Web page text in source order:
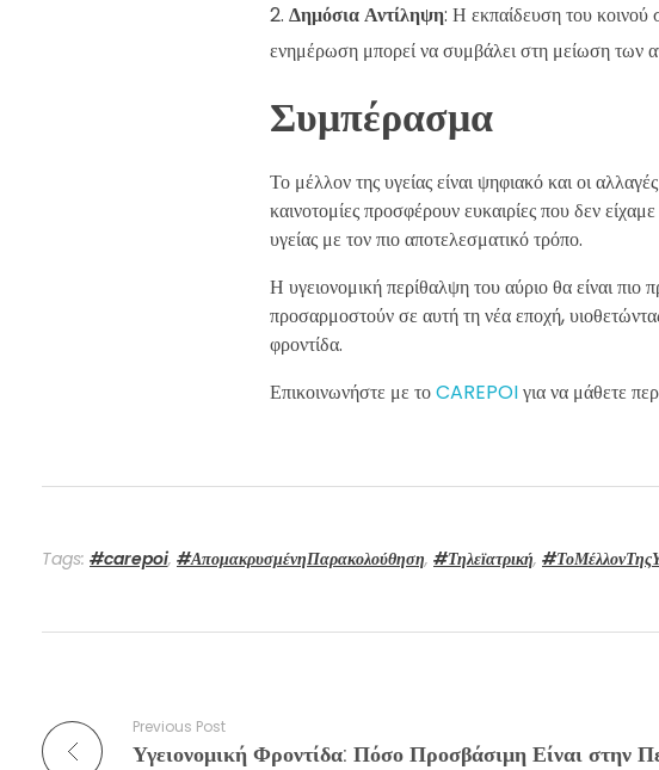
Δημόσια Αντίληψη: Η εκπαίδευση του κοινού
ενημέρωση μπορεί να συμβάλει στη μείωση των
Συμπέρασμα
Το μέλλον της υγείας είναι ψηφιακό και οι
καινοτομίες προσφέρουν ευκαιρίες που δεν
υγείας με τον πιο αποτελεσματικό τρόπο.
Η υγειονομική περίθαλψη του αύριο θα είναι πιο
προσαρμοστούν σε αυτή τη νέα εποχή,
φροντίδα.
Επικοινωνήστε με τοCAREPOIγια να μάθετε
Tags: #carepoi, #ΑπομακρυσμένηΠαρακολούθηση, #Τηλεϊατρική,
Previous Post
Υγειονομική Φροντίδα: Πόσο Προσβάσιμη Είναι στην